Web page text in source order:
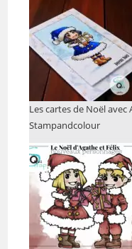
Les cartes de Noël
Stampandcolour